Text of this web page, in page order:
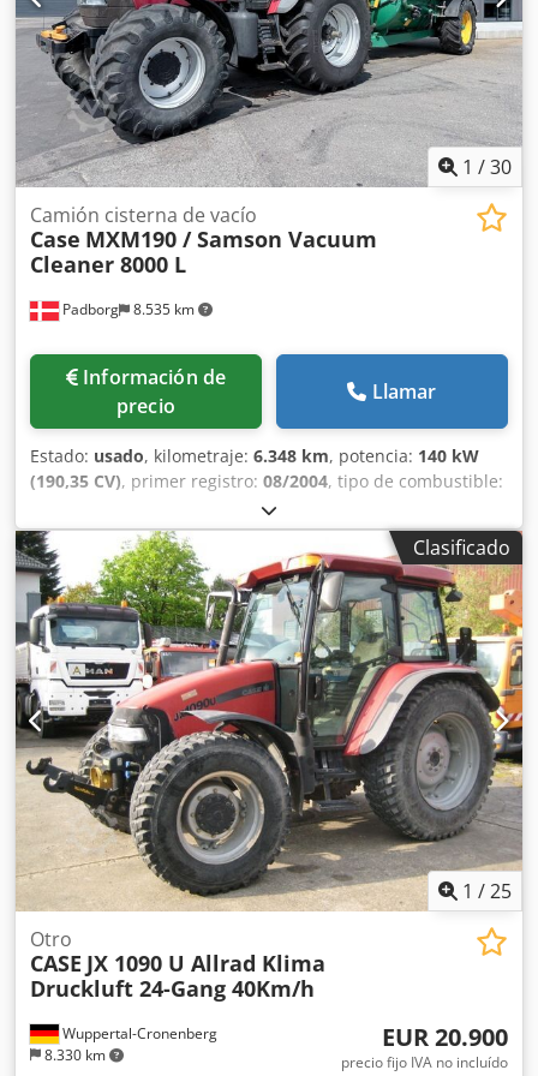
1 /30
Padborg 8.535 km
Camión cisterna de vacío
Case MXM190 / Samson Vacuum
Cleaner 8000 L
Información de
precio
Llamar
Estado: usado, kilometraje: 6.348 km, potencia: 140 kW
(190,35 CV), primer registro: 08/2004, tipo de combustible:
2004
MXM190 / Samson Cisterna de Vacío 8000 L Año: 2004
Condición: Buena Dcjdpfxoynq Dbs Aagok Número de
serie: ACM231045 Ref. nº.: 8084 Fecha de matriculación:
CV: 190 Horas: 6348 Caja de cambios: Powershift total 19+6
Depósito de gasoil: 1 Capacidad del depósito: 400 L Radio:
? Asiento neumático: ? Frenos: Frenos de disco en baño de
aceite Tamaño de neumáticos: 600/65R25 + 650/75R38 -
520/70R34 Porcentaje de banda de rodadura restante: 60%
90% - 40% Caja de herramientas: ? Sistema hidráulico: ?
Fabricante de cisterna: Samson Capacidad de la cisterna:
8000 L Bomba de alta presión: 2 x HPP Caudal de alta
presión: 122 l/min - 130 bar Bomba de vacío: Samson
Mando a distancia: ?
Clasificado
1 /25
Wuppertal-Cronenberg
8.330 km
Otro
CASE JX 1090 U Allrad Klima
Druckluft 24-Gang 40Km/h
EUR 20.900
precio fijo IVA no incluído